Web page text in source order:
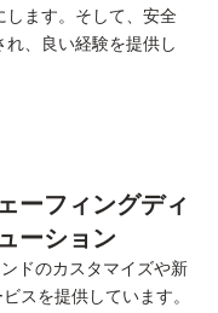
します。そして、安全
、良い経験を提供し
ーフィングディ
ーション
ドのカスタマイズや新
スを提供しています。